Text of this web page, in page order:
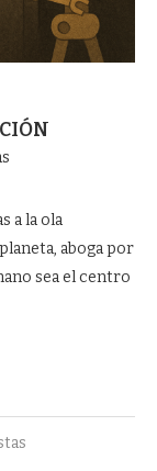
a la ola
aboga por
sea el centro